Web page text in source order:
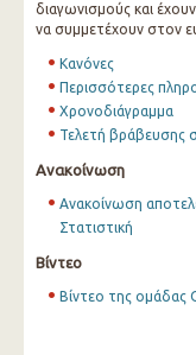
διαγωνισμούς και
να συμμετέχουν στον
Κανόνες
Περισσότερες
Χρονοδιάγραμμα
Τελετή βράβευσης
Ανακοίνωση
Ανακοίνωση
Στατιστική
Βίντεο
Βίντεο της ομάδας